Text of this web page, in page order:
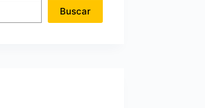
Buscar